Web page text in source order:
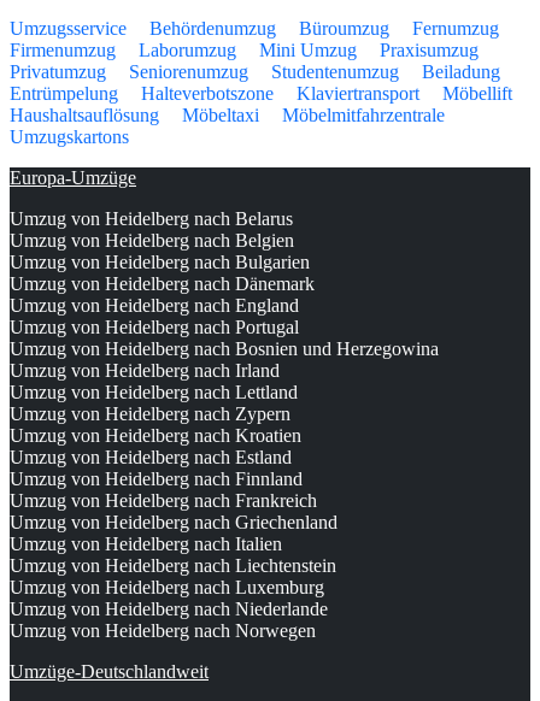
Umzugsservice
Behördenumzug Büroumzug
Fernumzug
Firmenumzug
Laborumzug Mini Umzug
Praxisumzug
Privatumzug
Seniorenumzug Studentenumzug
Beiladung
Entrümpelung
Halteverbotszone Klaviertransport
Möbellift
Haushaltsauflösung
Möbeltaxi
Möbelmitfahrzentrale
Umzugskartons
Europa-Umzüge
Umzug von Heidelberg nach Belarus
Umzug von Heidelberg nach Belgien
Umzug von Heidelberg nach Bulgarien
Umzug von Heidelberg nach Dänemark
Umzug von Heidelberg nach England
Umzug von Heidelberg nach Portugal
Umzug von Heidelberg nach Bosnien und Herzegowina
Umzug von Heidelberg nach Irland
Umzug von Heidelberg nach Lettland
Umzug von Heidelberg nach Zypern
Umzug von Heidelberg nach Kroatien
Umzug von Heidelberg nach Estland
Umzug von Heidelberg nach Finnland
Umzug von Heidelberg nach Frankreich
Umzug von Heidelberg nach Griechenland
Umzug von Heidelberg nach Italien
Umzug von Heidelberg nach Liechtenstein
Umzug von Heidelberg nach Luxemburg
Umzug von Heidelberg nach Niederlande
Umzug von Heidelberg nach Norwegen
Umzüge-Deutschlandweit